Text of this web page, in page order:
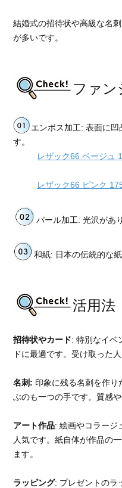
結婚式の招待状や高級な名
が多いです。
ファン
エンボス加工: 表面に
す。
レザック66 ベージュ
レザック66 ピンク
パール加工: 光沢があ
和紙: 日本の伝統的な
活用法
招待状やカード: 特別なイベ
ドに最適です。受け取った
名刺: 印象に残る名刺を作り
ぶのも一つの手です。質感
アート作品: 絵画やコラージ
人気です。紙自体が作品の
ます。
ラッピング: プレゼントのラ